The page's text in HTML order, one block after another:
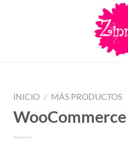
INICIO / MÁS PRODUCTOS